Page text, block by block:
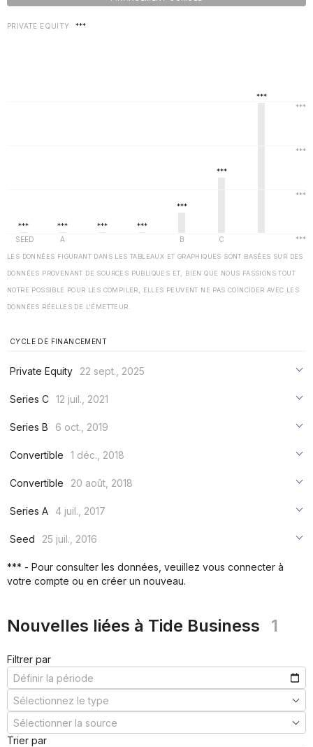
PRIVATE EQUITY ***
LES DONNÉES FIGURANT DANS LES TABLEAUX ET GRAPHIQUES SONT BASÉES SUR DES
DONNÉES PROVENANT DE SOURCES PUBLIQUES ET, BIEN QUE NOUS FASSIONS TOUT
NOTRE POSSIBLE POUR LES COMPILER, ELLES PEUVENT NE PAS COÏNCIDER AVEC LES
DONNÉES RÉELLES DE L'ÉMETTEUR.
CYCLE DE FINANCEMENT
Private Equity
22 sept., 2025
***
Series C 12 juil., 2021
***
Series B
6 oct., 2019
***
Convertible
1 déc., 2018
***
Convertible
20 août, 2018
***
Series A
4 juil., 2017
***
Seed
25 juil., 2016
*** - Pour consulter les données, veuillez vous connecter à
votre compte ou en créer un nouveau.
Nouvelles liées à Tide Business 1
Filtrer par
Trier par